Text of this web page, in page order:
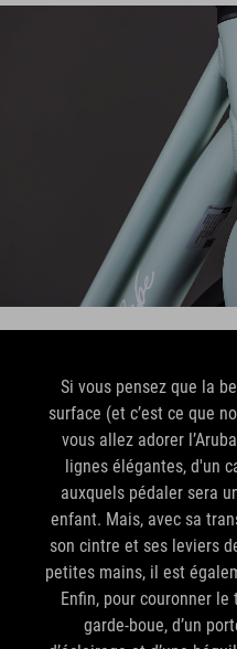
Si vous pensez que la
surface (et c’est ce que
vous allez adorer
lignes élégantes, d'un
auxquels pédaler sera
enfant. Mais, avec sa
son cintre et ses leviers
petites mains, il est
Enfin, pour couronner le
garde-boue, d’un